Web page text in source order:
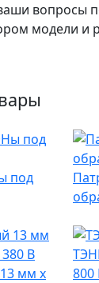
вопросы
модели и
под
мм x